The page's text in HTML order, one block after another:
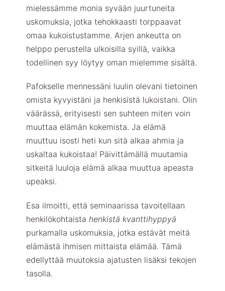
mielessämme monia syvään juurtuneita
uskomuksia, jotka tehokkaasti torppaavat
omaa kukoistustamme. Arjen ankeutta on
helppo perustella ulkoisilla syillä, vaikka
todellinen syy löytyy oman mielemme sisältä.
Pafokselle mennessäni luulin olevani tietoinen
omista kyvyistäni ja henkisistä lukoistani. Olin
väärässä, erityisesti sen suhteen miten voin
muuttaa elämän kokemista. Ja elämä
muuttuu isosti heti kun sitä alkaa ahmia ja
uskaltaa kukoistaa! Päivittämällä muutamia
sitkeitä luuloja elämä alkaa muuttua apeasta
upeaksi.
Esa ilmoitti, että seminaarissa tavoitellaan
henkilökohtaistahenkistä kvanttihyppyä
purkamalla uskomuksia, jotka estävät meitä
elämästä ihmisen mittaista elämää. Tämä
edellyttää muutoksia ajatusten lisäksi tekojen
tasolla.